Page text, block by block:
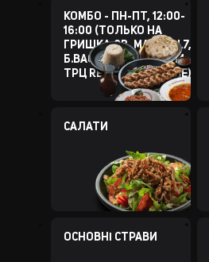
КОМБО - ПН-ПТ, 12:00-
16:00 (ТОЛЬКО НА
ГРИШКА,8В, МАЗЕПЫ,7,
Б.ВАСИЛЬКОВСКОЙ,114,
ТРЦ RETROVILLE, БУЧЕ)
САЛАТИ
ОСНОВНІ СТРАВИ